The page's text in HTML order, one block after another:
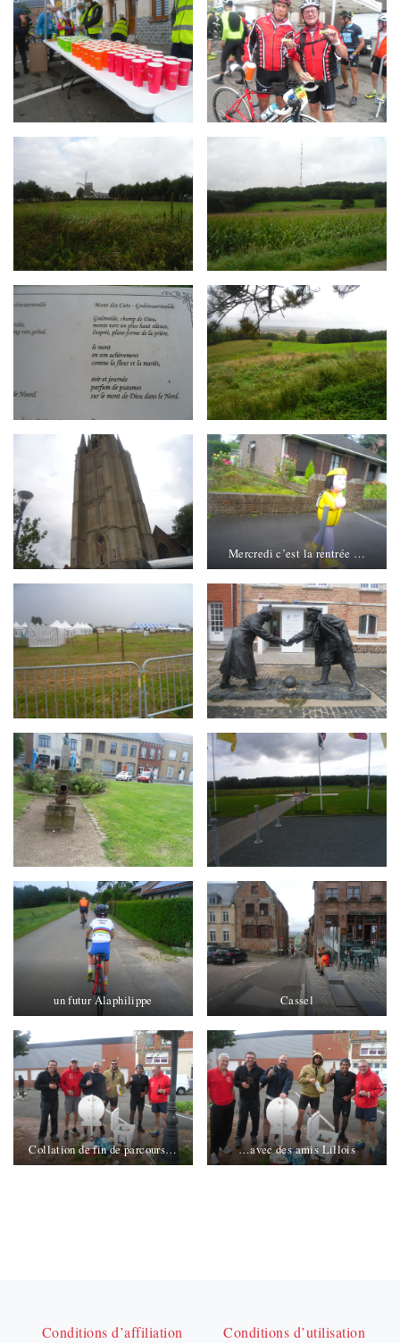
Mercredi c’est la rentrée …
un futur Alaphilippe Cassel
Collation de fin de parcours… …avec des amis Lillois
Conditions d’affiliation
Conditions d’utilisation